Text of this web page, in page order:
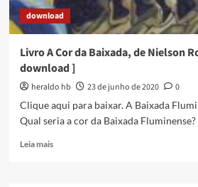
download
Livro A Cor da Baixada, de Nielson
download ]
heraldo hb 23 de junho de 2020
0
Clique aqui para baixar. A Baixada
Qual seria a cor da Baixada Fluminense?
Leia maisRead